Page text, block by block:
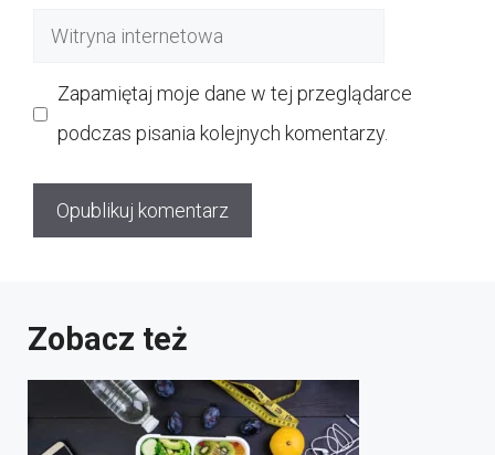
Witryna
Zapamiętaj moje dane w tej przeglądarce
podczas pisania kolejnych komentarzy.
Zobacz też